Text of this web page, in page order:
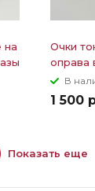
на
Очки
оправа
дужки с
дыркой
В
1 500
Показать еще